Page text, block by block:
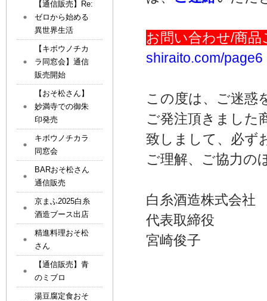
お問い合わせ/商品
shiraito.com/page6
この度は、ご迷惑
ご発注頂きました
致しまして、必ず
ご理解、ご協力の
白糸酒造株式会社
代表取締役
宮崎俊子
【通信販売】Re:
ゼロから始める
異世界生活
【キボウノチカ
ラ同窓会】通信
販売開始
【おそ松さん】
妙満寺での御朱
印発売
キボウノチカラ
同窓会
BARおそ松さん
通信販売
京まふ2025白糸
酒造ブース出店
精進料理おそ松
さん
【通信販売】青
のミブロ
湯豆腐定食おそ